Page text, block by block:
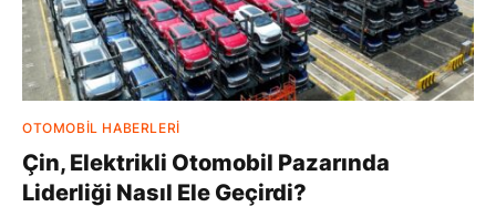
OTOMOBIL HABERLERI
Çin, Elektrikli Otomobil Pazarında
Liderliği Nasıl Ele Geçirdi?